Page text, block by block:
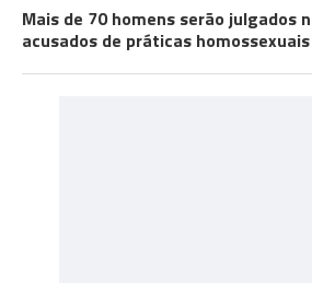
Mais de 70 homens serão julgados
acusados de práticas homossexuais